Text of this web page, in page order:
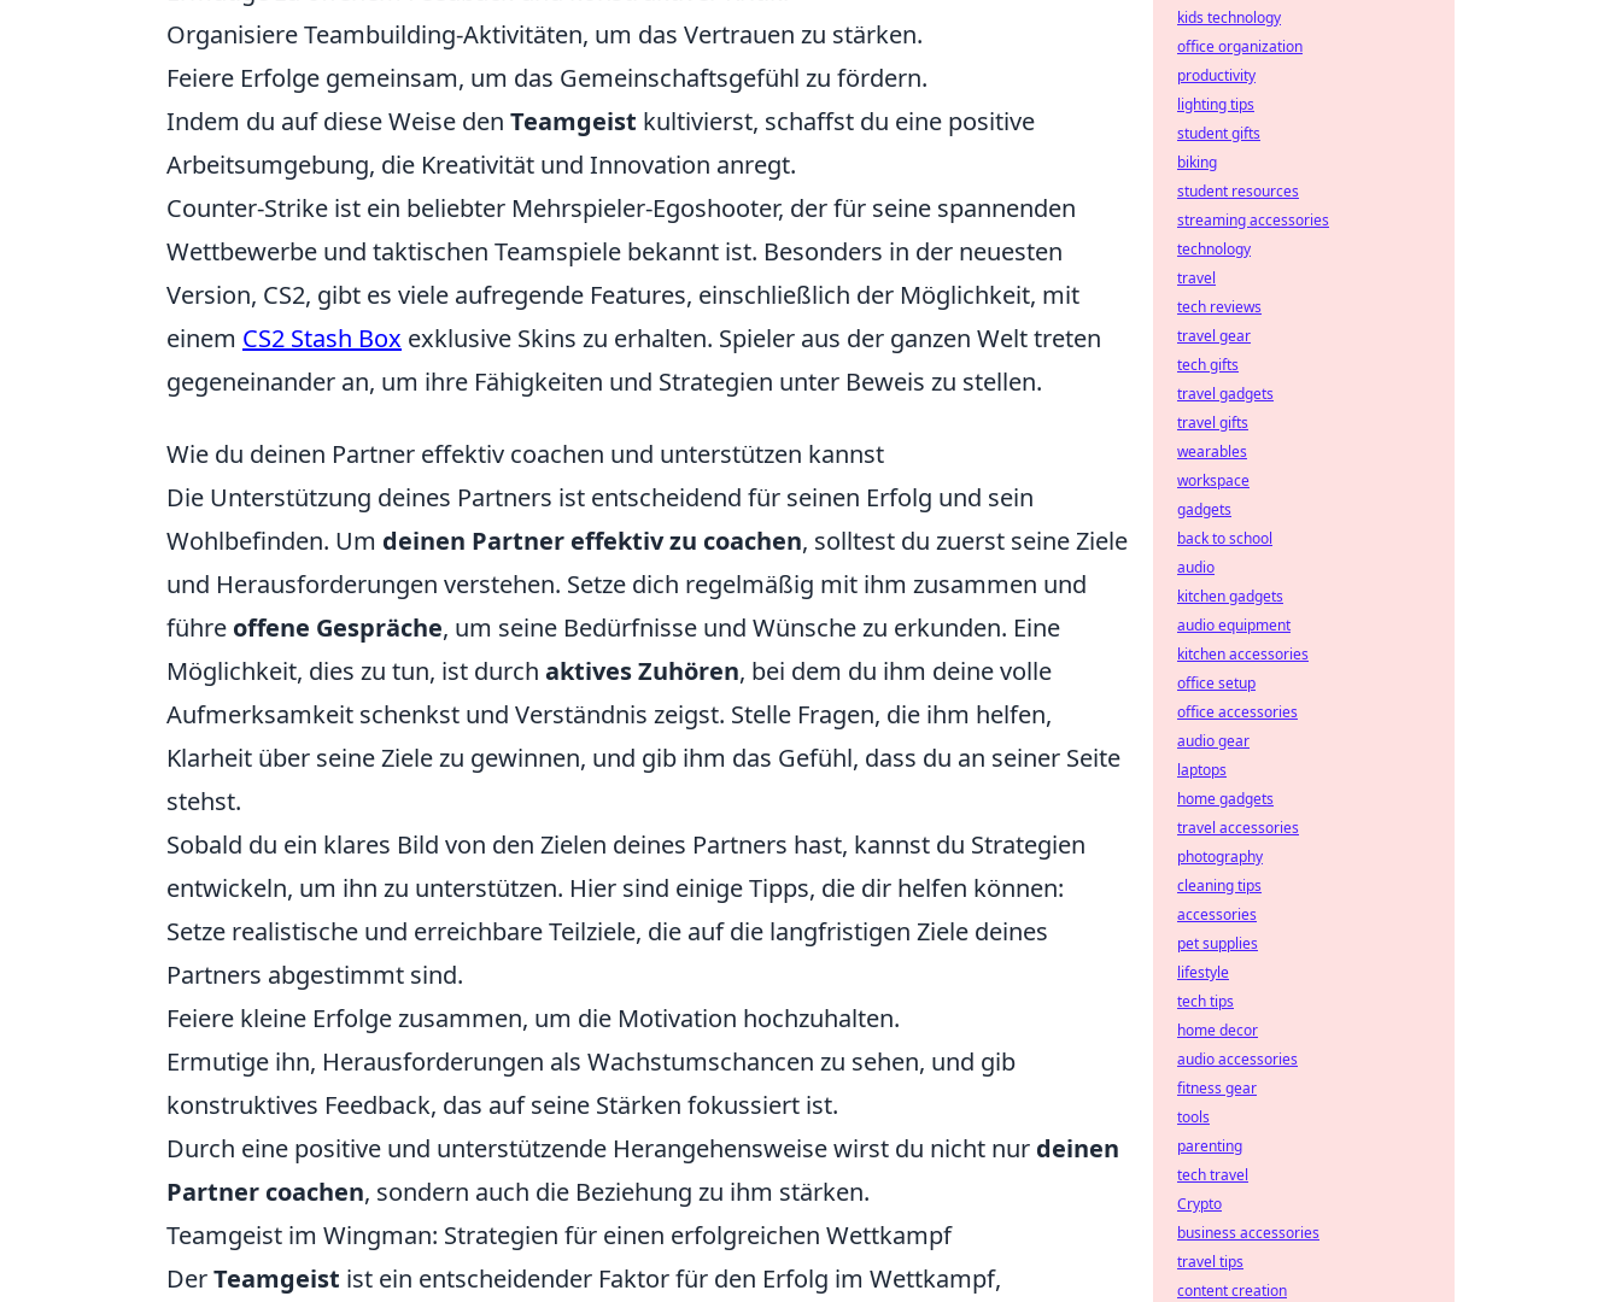
Organisiere Teambuilding-Aktivitäten, um das Vertrauen zu stärken.
Feiere Erfolge gemeinsam, um das Gemeinschaftsgefühl zu fördern.
Indem du auf diese Weise den Teamgeist kultivierst, schaffst du eine positive
Arbeitsumgebung, die Kreativität und Innovation anregt.
Counter-Strike ist ein beliebter Mehrspieler-Egoshooter, der für seine spannenden
Wettbewerbe und taktischen Teamspiele bekannt ist. Besonders in der neuesten
Version, CS2, gibt es viele aufregende Features, einschließlich der Möglichkeit, mit
einem CS2 Stash Box exklusive Skins zu erhalten. Spieler aus der ganzen Welt treten
gegeneinander an, um ihre Fähigkeiten und Strategien unter Beweis zu stellen.
Wie du deinen Partner effektiv coachen und unterstützen kannst
Die Unterstützung deines Partners ist entscheidend für seinen Erfolg und sein
Wohlbefinden. Um deinen Partner effektiv zu coachen, solltest du zuerst seine Ziele
und Herausforderungen verstehen. Setze dich regelmäßig mit ihm zusammen und
führe offene Gespräche, um seine Bedürfnisse und Wünsche zu erkunden. Eine
Möglichkeit, dies zu tun, ist durch aktives Zuhören, bei dem du ihm deine volle
Aufmerksamkeit schenkst und Verständnis zeigst. Stelle Fragen, die ihm helfen,
Klarheit über seine Ziele zu gewinnen, und gib ihm das Gefühl, dass du an seiner Seite
stehst.
Sobald du ein klares Bild von den Zielen deines Partners hast, kannst du Strategien
entwickeln, um ihn zu unterstützen. Hier sind einige Tipps, die dir helfen können:
Setze realistische und erreichbare Teilziele, die auf die langfristigen Ziele deines
Partners abgestimmt sind.
Feiere kleine Erfolge zusammen, um die Motivation hochzuhalten.
Ermutige ihn, Herausforderungen als Wachstumschancen zu sehen, und gib
konstruktives Feedback, das auf seine Stärken fokussiert ist.
Durch eine positive und unterstützende Herangehensweise wirst du nicht nur deinen
Partner coachen, sondern auch die Beziehung zu ihm stärken.
Teamgeist im Wingman: Strategien für einen erfolgreichen Wettkampf
DerTeamgeist ist ein entscheidender Faktor für den Erfolg im Wettkampf,
kids technology
office organization
productivity
lighting tips
student gifts
biking
student resources
streaming accessories
technology
travel
tech reviews
travel gear
tech gifts
travel gadgets
travel gifts
wearables
workspace
gadgets
back to school
audio
kitchen gadgets
audio equipment
kitchen accessories
office setup
office accessories
audio gear
laptops
home gadgets
travel accessories
photography
cleaning tips
accessories
pet supplies
lifestyle
tech tips
home decor
audio accessories
fitness gear
tools
parenting
tech travel
Crypto
business accessories
travel tips
content creation